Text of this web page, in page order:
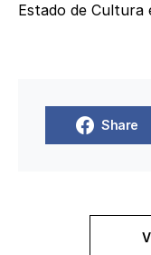
Estado de Cultura
Share